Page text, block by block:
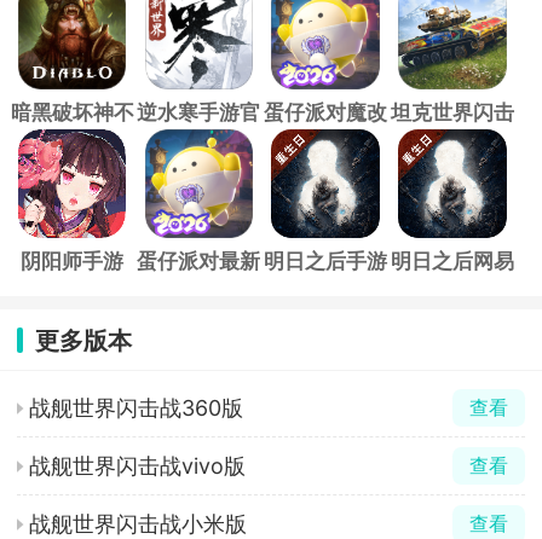
暗黑破坏神不
朽官方正版
逆水寒手游官
方版
蛋仔派对魔改
版本最新版
坦克世界闪击
战官服
阴阳师手游 蛋仔派对最新 明日之后手游 明日之后网易
更多版本
战舰世界闪击战360版 查看
战舰世界闪击战vivo版 查看
战舰世界闪击战小米版 查看